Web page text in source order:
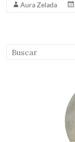
Aura Zelada